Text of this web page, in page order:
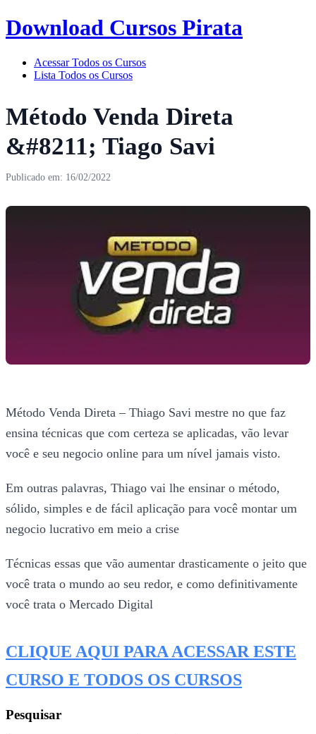
Download Cursos Pirata
Acessar Todos os Cursos
Lista Todos os Cursos
Método Venda Direta
&#8211; Tiago Savi
Publicado em: 16/02/2022
Método Venda Direta – Thiago Savi mestre no que faz
ensina técnicas que com certeza se aplicadas, vão levar
você e seu negocio online para um nível jamais visto.
Em outras palavras, Thiago vai lhe ensinar o método,
sólido, simples e de fácil aplicação para você montar um
negocio lucrativo em meio a crise
Técnicas essas que vão aumentar drasticamente o jeito que
você trata o mundo ao seu redor, e como definitivamente
você trata o Mercado Digital
CLIQUE AQUI PARA ACESSAR ESTE
CURSO E TODOS OS CURSOS
Pesquisar